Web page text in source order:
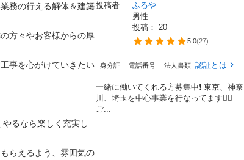
務の行える解体＆建築
方々やお客様からの厚
事を心がけていきたい
るなら楽しく充実し
らえるよう、雰囲気の
投稿者
ふるや
男性
投稿： 20
5.0(27)
身分証 電話番号 法人書類 認証とは
一緒に働いてくれる方募集中❗️ 東京、神奈
川、埼玉を中心事業を行なってます🙇‍♂️
ご...